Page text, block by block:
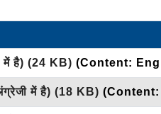
में है) (24 KB) (Content:
में है) (18 KB)